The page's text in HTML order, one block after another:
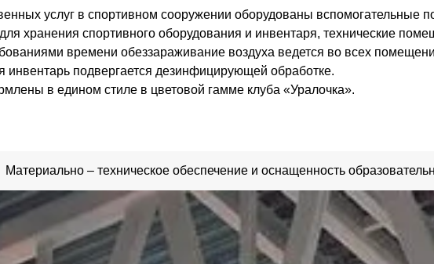
услуг в спортивном сооружении оборудованы вспомогательные
хранения спортивного оборудования и инвентаря, технические
времени обеззараживание воздуха ведется во всех
инвентарь подвергается дезинфицирующей обработке.
в едином стиле в цветовой гамме клуба «Уралочка».
Материально – техническое обеспечение и оснащенность